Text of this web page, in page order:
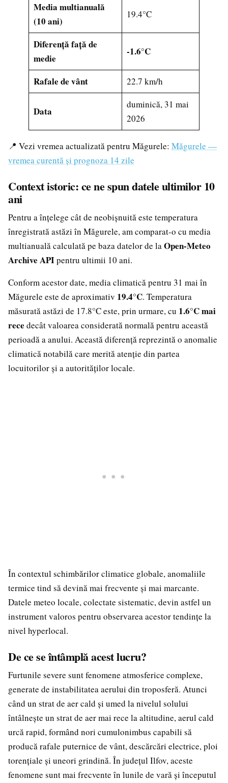
Media multianuală
(10 ani)
19.4°C
Diferență față de
medie
-1.6°C
Rafale de vânt 22.7 km/h
Data
duminică, 31 mai
2026
📍 Vezi vremea actualizată pentru Măgurele: Măgurele —
vremea curentă și prognoza 14 zile
Context istoric: ce ne spun datele ultimilor 10
ani
Pentru a înțelege cât de neobișnuită este temperatura
înregistrată astăzi în Măgurele, am comparat-o cu media
multianuală calculată pe baza datelor de laOpen-Meteo
Archive APIpentru ultimii 10 ani.
Conform acestor date, media climatică pentru 31 mai în
Măgurele este de aproximativ 19.4°C. Temperatura
măsurată astăzi de 17.8°C este, prin urmare, cu 1.6°C mai
rece decât valoarea considerată normală pentru această
perioadă a anului. Această diferență reprezintă o anomalie
climatică notabilă care merită atenție din partea
locuitorilor și a autorităților locale.
În contextul schimbărilor climatice globale, anomaliile
termice tind să devină mai frecvente și mai marcante.
Datele meteo locale, colectate sistematic, devin astfel un
instrument valoros pentru observarea acestor tendințe la
nivel hyperlocal.
De ce se întâmplă acest lucru?
Furtunile severe sunt fenomene atmosferice complexe,
generate de instabilitatea aerului din troposferă. Atunci
când un strat de aer cald și umed la nivelul solului
întâlnește un strat de aer mai rece la altitudine, aerul cald
urcă rapid, formând nori cumulonimbus capabili să
producă rafale puternice de vânt, descărcări electrice, ploi
torențiale și uneori grindină. În județul Ilfov, aceste
fenomene sunt mai frecvente în lunile de vară și începutul